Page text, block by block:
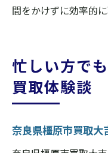
間をかけずに効率的
忙しい方で
買取体験談
奈良県橿原市買取大